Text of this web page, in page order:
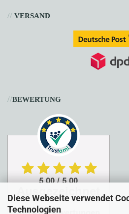
Diese Webseite verwendet
Technologien
// VERSAND
//BEWERTUNG